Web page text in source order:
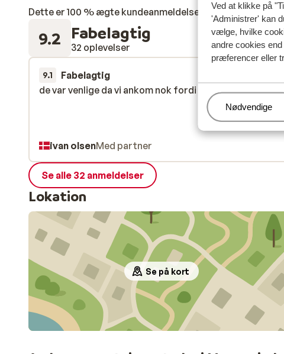
Ved at klikke på
'Administrer' kan
vælge, hvilke
andre cookies
præferencer eller
Administrer
Nødvendige
Dette er 100 % ægte kundeanmeldelser, der ærligt
9.2 Fabelagtig
32 oplevelser
9.1 Fabelagtig
de var venlige da vi ankom nok fordi vi var der sidste år
de var venlige da vi ankom nok fordi vi var der sidste år
ivan olsenMed partner
Se alle 32 anmeldelser
Lokation
Se på kort